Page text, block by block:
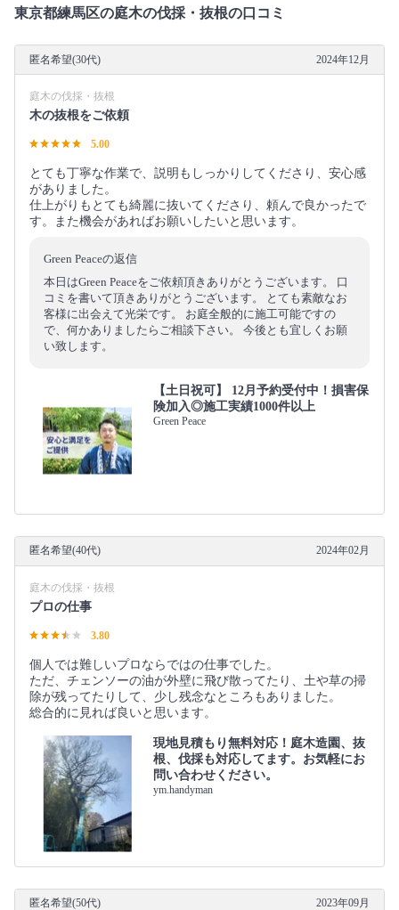
東京都練馬区の庭木の伐採・抜根の口コミ
匿名希望(30代) 2024年12月
庭木の伐採・抜根
木の抜根をご依頼
5.00
とても丁寧な作業で、説明もしっかりしてくださり、安心感
がありました。
仕上がりもとても綺麗に抜いてくださり、頼んで良かったで
す。また機会があればお願いしたいと思います。
Green Peaceの返信
本日はGreen Peaceをご依頼頂きありがとうございます。 口
コミを書いて頂きありがとうございます。 とても素敵なお
客様に出会えて光栄です。 お庭全般的に施工可能ですの
で、何かありましたらご相談下さい。 今後とも宜しくお願
い致します。
【土日祝可】 12月予約受付中！損害保
険加入◎施工実績1000件以上
Green Peace
匿名希望(40代) 2024年02月
庭木の伐採・抜根
プロの仕事
3.80
個人では難しいプロならではの仕事でした。
ただ、チェンソーの油が外壁に飛び散ってたり、土や草の掃
除が残ってたりして、少し残念なところもありました。
総合的に見れば良いと思います。
現地見積もり無料対応！庭木造園、抜
根、伐採も対応してます。お気軽にお
問い合わせください。
ym.handyman
匿名希望(50代) 2023年09月